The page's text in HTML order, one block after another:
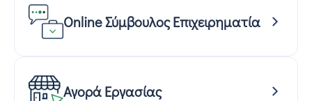
Online Σύμβουλος Επιχειρηματία
Αγορά Εργασίας